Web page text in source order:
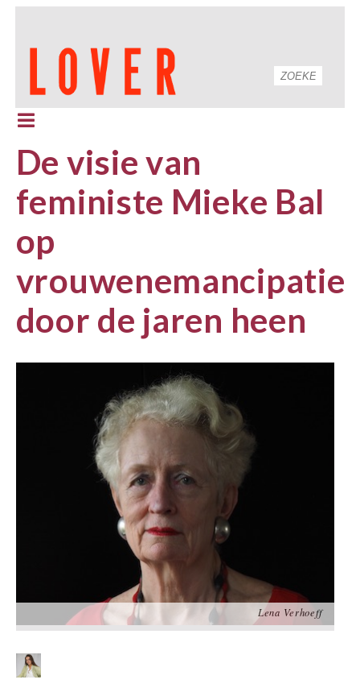
De visie van
feministe Mieke Bal
op
vrouwenemancipatie
door de jaren heen
Lena Verhoeff